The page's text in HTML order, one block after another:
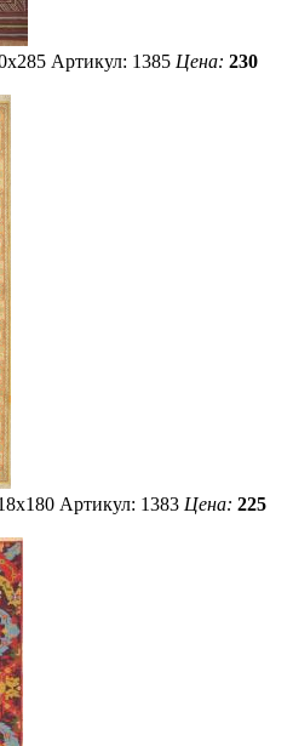
Артикул: 1385 Цена: 230
Артикул: 1383 Цена: 225